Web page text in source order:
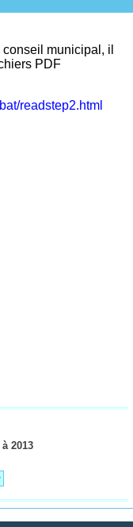
municipal, il
PDF
readstep2.html
2013